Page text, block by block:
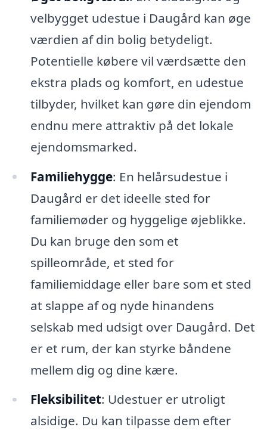
velbygget udestue i Daugård kan øge
værdien af din bolig betydeligt.
Potentielle købere vil værdsætte den
ekstra plads og komfort, en udestue
tilbyder, hvilket kan gøre din ejendom
endnu mere attraktiv på det lokale
ejendomsmarked.
Familiehygge: En helårsudestue i
Daugård er det ideelle sted for
familiemøder og hyggelige øjeblikke.
Du kan bruge den som et
spilleområde, et sted for
familiemiddage eller bare som et sted
at slappe af og nyde hinandens
selskab med udsigt over Daugård. Det
er et rum, der kan styrke båndene
mellem dig og dine kære.
Fleksibilitet: Udestuer er utroligt
alsidige. Du kan tilpasse dem efter